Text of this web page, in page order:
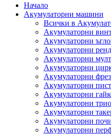
Начало
Акумулаторни машини
Всички в
Акумулаторни
Акумулаторни
Акумулаторни
Акумулаторни
Акумулаторни
Акумулаторни
Акумулаторни
Акумулаторни
Акумулаторни
Акумулаторни
Акумулаторни
Акумулаторни